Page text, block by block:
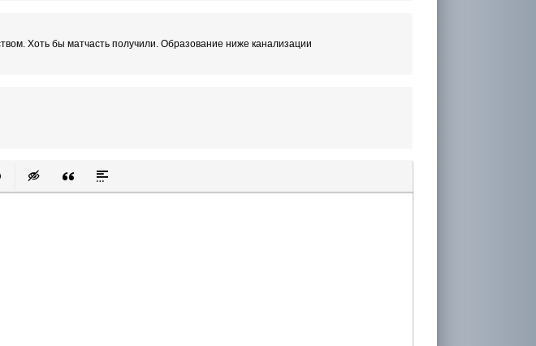
Хоть бы матчасть получили. Образование ниже канализации
список
смайлик
Вставка скрытого текста
Вставка цитаты
Вставка спойлера